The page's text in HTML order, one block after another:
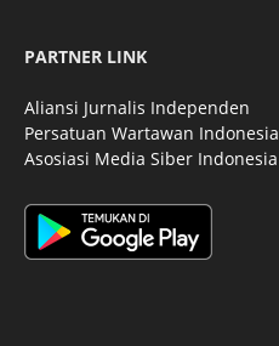
PARTNER LINK
Aliansi Jurnalis Independen
Persatuan Wartawan Indonesia
Asosiasi Media Siber Indonesia